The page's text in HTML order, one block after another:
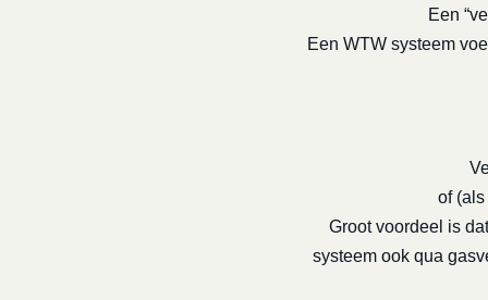
Een
Een WTW systeem
of
Groot voordeel is
systeem ook qua